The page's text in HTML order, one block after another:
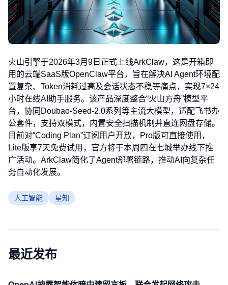
火山引擎于2026年3月9日正式上线ArkClaw，这是开箱即
用的云端SaaS版OpenClaw平台，旨在解决AI Agent环境配
置复杂、Token消耗过高及会话状态不稳等痛点，实现7×24
小时在线AI助手服务。该产品深度整合“火山方舟”模型平
台，协同Doubao-Seed-2.0系列等主流大模型，适配飞书办
公套件，支持双模式，内置安全扫描机制并直连网盘存储。
目前对“Coding Plan”订阅用户开放，Pro版可直接使用，
Lite版享7天免费试用，官方将于本周四在七城举办线下推
广活动。ArkClaw简化了Agent部署链路，推动AI向复杂任
务自动化发展。
人工智能 星知
最近发布